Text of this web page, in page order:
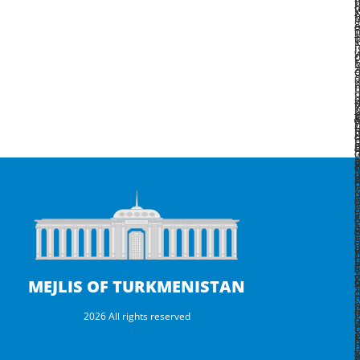
MEJLIS OF TURKMENISTAN
2026 All rights reserved